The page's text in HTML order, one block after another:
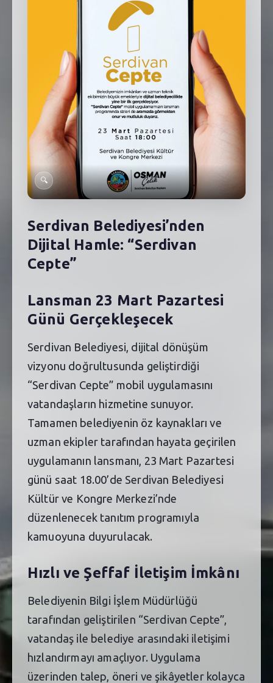
🔍
Serdivan Belediyesi’nden
Dijital Hamle: “Serdivan
Cepte”
Lansman 23 Mart Pazartesi
Günü Gerçekleşecek
Serdivan Belediyesi, dijital dönüşüm
vizyonu doğrultusunda geliştirdiği
“Serdivan Cepte” mobil uygulamasını
vatandaşların hizmetine sunuyor.
Tamamen belediyenin öz kaynakları ve
uzman ekipler tarafından hayata geçirilen
uygulamanın lansmanı, 23 Mart Pazartesi
günü saat 18.00’de Serdivan Belediyesi
Kültür ve Kongre Merkezi’nde
düzenlenecek tanıtım programıyla
kamuoyuna duyurulacak.
Hızlı ve Şeffaf İletişim İmkânı
Belediyenin Bilgi İşlem Müdürlüğü
tarafından geliştirilen “Serdivan Cepte”,
vatandaş ile belediye arasındaki iletişimi
hızlandırmayı amaçlıyor. Uygulama
üzerinden talep, öneri ve şikâyetler kolayca
SEBİK
NÖBETÇI ECZANELER
SABSIS - AFET
TRAFIKPARK
KÜREK
PARKLAR
PAZAR YERLERI
ATIK YÖNETIM
PLANETARYUM